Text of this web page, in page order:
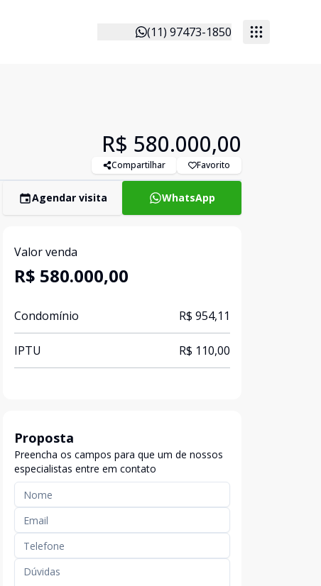
(11) 97473-1850
R$ 580.000,00
Compartilhar Favorito
Agendar visita WhatsApp
Valor venda
R$ 580.000,00
Condomínio R$ 954,11
IPTU R$ 110,00
Proposta
Preencha os campos para que um de nossos
especialistas entre em contato